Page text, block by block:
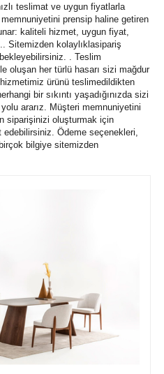
teslimat ve uygun fiyatlarla
prensip haline getiren
kaliteli hizmet, uygun fiyat,
Sitemizden kolaylıklasipariş
. Teslim
oluşan her türlü hasarı sizi mağdur
ürünü teslimedildikten
bir sıkıntı yaşadığınızda sizi
ararız. Müşteri memnuniyetini
siparişinizi oluşturmak için
Ödeme seçenekleri,
bilgiye sitemizden